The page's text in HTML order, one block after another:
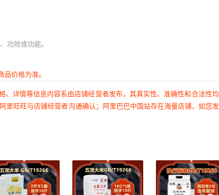
功效或功能。
价格为准。
详情等信息内容系由店铺经营者发布，其真实性、准确性和合法性
旺旺与店铺经营者沟通确认；阿里巴巴中国站存在海量店铺，如您